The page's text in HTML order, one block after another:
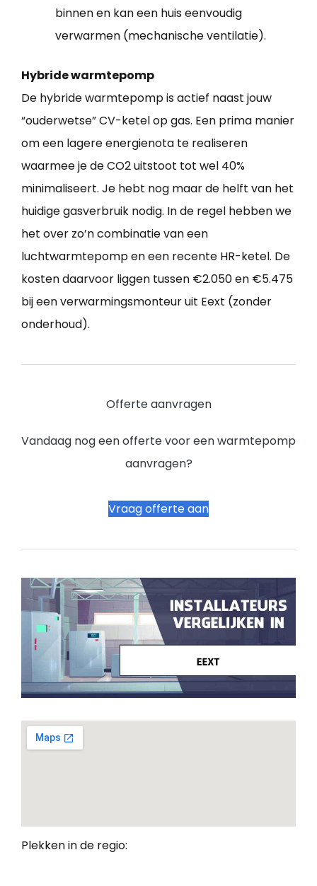
binnen en kan een huis eenvoudig
verwarmen (mechanische ventilatie).
Hybride warmtepomp
De hybride warmtepomp is actief naast jouw
“ouderwetse” CV-ketel op gas. Een prima manier
om een lagere energienota te realiseren
waarmee je de CO2 uitstoot tot wel 40%
minimaliseert. Je hebt nog maar de helft van het
huidige gasverbruik nodig. In de regel hebben we
het over zo’n combinatie van een
luchtwarmtepomp en een recente HR-ketel. De
kosten daarvoor liggen tussen €2.050 en €5.475
bij een verwarmingsmonteur uit Eext (zonder
onderhoud).
Offerte aanvragen
Vandaag nog een offerte voor een warmtepomp
aanvragen?
Vraag offerte aan
Plekken in de regio: